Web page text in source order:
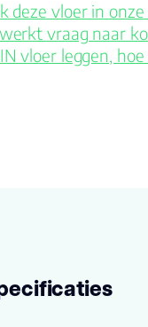
deze vloer in
vraag naar
vloer leggen,